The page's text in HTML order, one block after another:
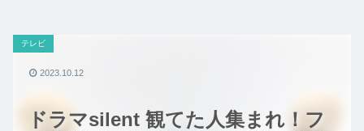
ドラマsilent 観てた人集まれ！フ
テレビ
2023.10.12